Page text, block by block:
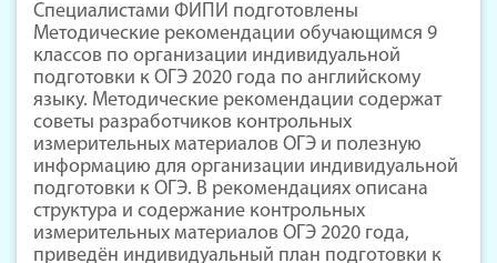
Специалистами ФИПИ подготовлены
Методические рекомендации обучающимся 9
классов по организации индивидуальной
подготовки к ОГЭ 2020 года по английскому
языку. Методические рекомендации содержат
советы разработчиков контрольных
измерительных материалов ОГЭ и полезную
информацию для организации индивидуальной
подготовки к ОГЭ. В рекомендациях описана
структура и содержание контрольных
измерительных материалов ОГЭ 2020 года,
приведён индивидуальный план подготовки к